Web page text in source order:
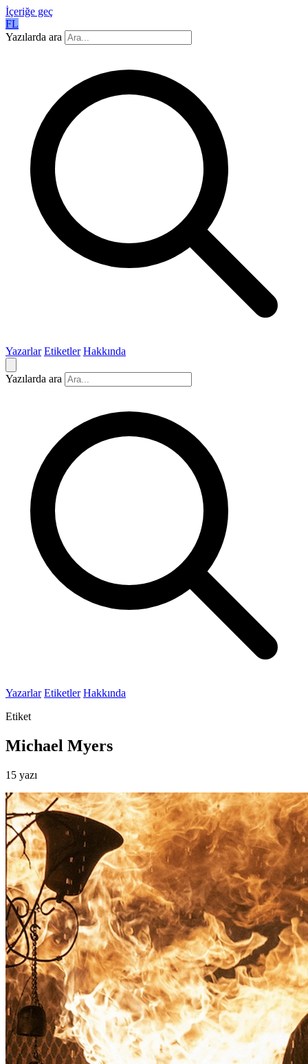
İçeriğe geç
FL
Yazılarda ara
Yazarlar Etiketler Hakkında
Yazılarda ara
Yazarlar Etiketler Hakkında
Etiket
Michael Myers
15 yazı